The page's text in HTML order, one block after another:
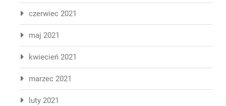
czerwiec 2021
maj 2021
kwiecień 2021
marzec 2021
luty 2021